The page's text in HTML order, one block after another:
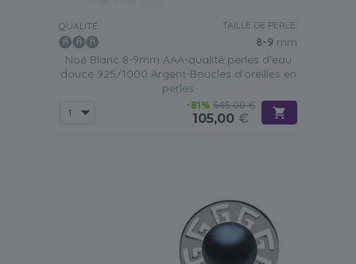
QUALITÉ: TAILLE DE PERLE:
8-9 mm
Noé Blanc 8-9mm AAA-qualité perles d'eau
douce 925/1000 Argent-Boucles d'oreilles en
perles
-81% 545,00 €
105,00 €